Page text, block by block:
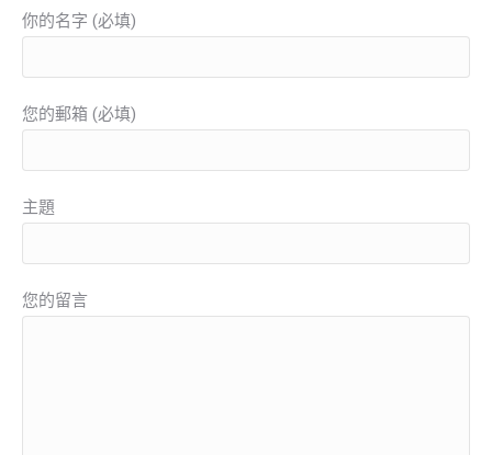
你的名字 (必填)
您的郵箱 (必填)
主題
您的留言